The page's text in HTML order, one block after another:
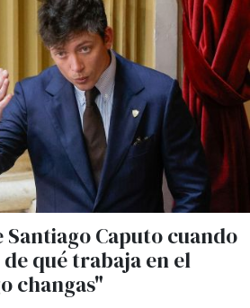
Santiago Caputo cuando
qué trabaja en el
changas"